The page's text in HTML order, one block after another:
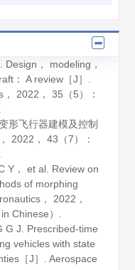
， modeling，
： A review［J］.
， 2022 ，35 （5）：
形飞行器建模及控制
， 2022 ，43 （7）：
Y， et al. Review on
of morphing
， 2022 ，
Chinese）.
G J. Prescribed-time
vehicles with state
［J］.Aerospace